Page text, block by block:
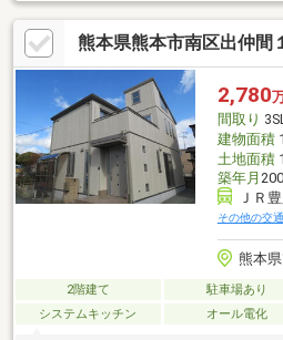
やお子さまの遊び場に最適です♪・周
ございます♪子育て世帯におすすめです
10分！内科・小児科などの一般外来の
幅広い診療に対応しています♪■ご内
へ■ご来店・ご案内可能でございます
軽にご連絡下さいませ♪
熊本県熊本市南区出仲間
2,780
間取り
建物面積
土地面積
築年月
ＪＲ
その他の交通
熊本
2階建て 駐車場あり
システムキッチン
オール電化